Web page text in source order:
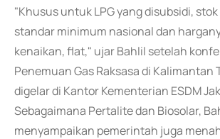
"Khusus untuk LPG yang disubsidi,
standar minimum nasional dan
kenaikan, flat," ujar Bahlil setelah
Penemuan Gas Raksasa di Kalimantan
digelar di Kantor Kementerian ESDM
Sebagaimana Pertalite dan Biosolar,
menyampaikan pemerintah juga